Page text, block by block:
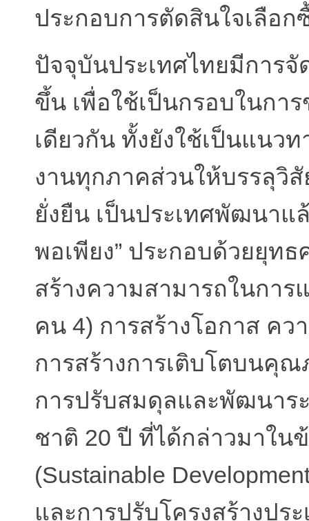
ประกอบการตัดสินใจเลือก
ปัจจุบันประเทศไทยมีการ
ขึ้น เพื่อใช้เป็นกรอบในกา
เดียวกัน ทั้งยังใช้เป็นแนว
งานทุกภาคส่วนให้บรรลุวิ
ยั่งยืน เป็นประเทศพัฒนา
พอเพียง” ประกอบด้วยยุท
สร้างความสามารถในกา
คน 4) การสร้างโอกาส ค
การสร้างการเติบโตบนคุ
การปรับสมดุลและพัฒนาร
ชาติ 20 ปี ที่ได้กล่าวมาใน
(Sustainable
และการปรับโครงสร้างปร